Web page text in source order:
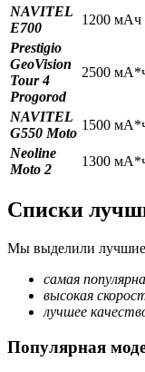
NAVITEL
E700
1200 мАч
Prestigio
GeoVision
Tour 4
Progorod
2500
NAVITEL
G550 Moto
1500
Neoline
Moto 2
1300
Списки
Мы выделили лучшие
самая
высокая
лучшее
Популярная